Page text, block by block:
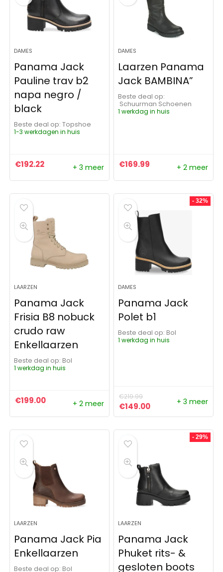
DAMES
Panama Jack
Pauline trav b2
napa negro /
black
Beste deal op:
Topshoe
1-3 werkdagen in huis
€192.22 + 3 meer
DAMES
Laarzen Panama
Jack BAMBINA”
Beste deal op:
Schuurman Schoenen
1 werkdag in huis
€169.99 + 2 meer
LAARZEN
Panama Jack
Frisia B8 nobuck
crudo raw
Enkellaarzen
Beste deal op:
Bol
1 werkdag in huis
€199.00 + 2 meer
- 32%
DAMES
Panama Jack
Polet b1
Beste deal op:
Bol
1 werkdag in huis
€219.99
Oorspronkelijke prijs was:
€149.00Huidige prijs is:
+ 3 meer
LAARZEN
Panama Jack Pia
Enkellaarzen
Beste deal op: Bol
- 29%
LAARZEN
Panama Jack
Phuket rits- &
gesloten boots